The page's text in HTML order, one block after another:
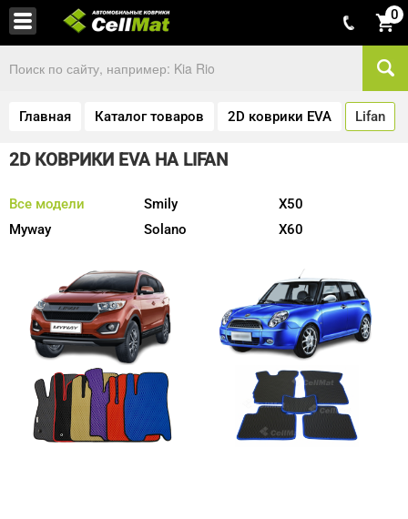
0
Главная Каталог товаров 2D коврики EVA Lifan
2D КОВРИКИ EVA НА LIFAN
Все модели
Myway
Smily
Solano
X50
X60